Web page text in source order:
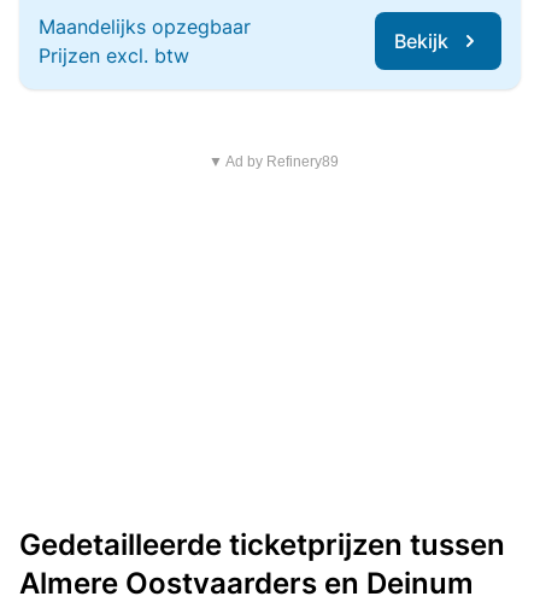
Maandelijks opzegbaar
Prijzen excl. btw
Bekijk
▼ Ad by Refinery89
Gedetailleerde ticketprijzen tussen
Almere Oostvaarders en Deinum